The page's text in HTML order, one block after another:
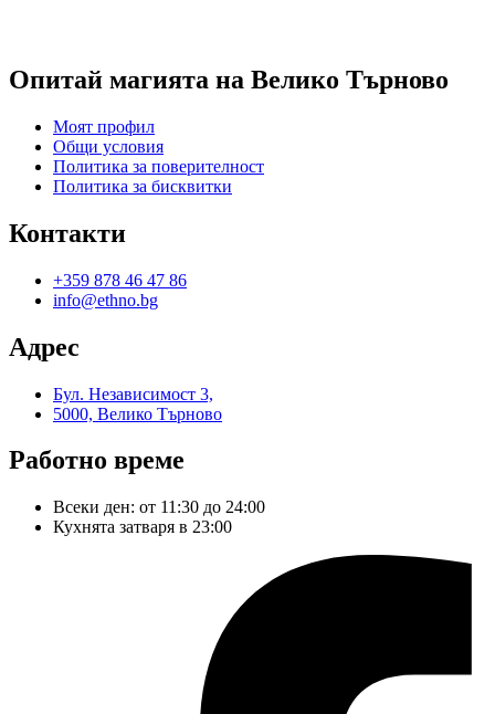
Опитай магията на Велико Търново
Моят профил
Общи условия
Политика за поверителност
Политика за бисквитки
Контакти
+359 878 46 47 86
info@ethno.bg
Адрес
Бул. Независимост 3,
5000, Велико Търново
Работно време
Всеки ден: от 11:30 до 24:00
Кухнята затваря в 23:00